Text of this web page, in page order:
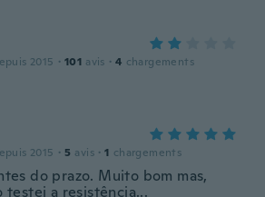
2015 · 101 avis · 4 chargements
2015 · 5 avis · 1 chargements
do prazo. Muito bom mas,
testei a resistência...